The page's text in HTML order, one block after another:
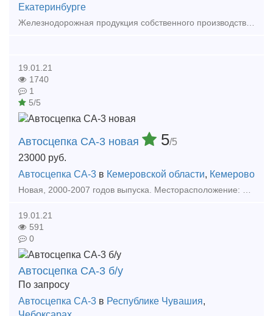
Екатеринбурге
Железнодорожная продукция собственного производства. Автосцепка и комплектующие к ней: подъемник замка, предохранитель замка, валик подъемника, замок, замкодержатель, поглощающий аппарат, корп
19.01.21
1740
1
5/5
Автосцепка СА-3 новая 5/5
23000 руб.
Автосцепка СА-3 в Кемеровской области, Кемерово
Новая, 2000-2007 годов выпуска. Месторасположение: Ростовская область, Краснодарский край, Свердловская область, Кемеровская область. В наличии 240 шт. Также есть в наличии б/у автосцепк
19.01.21
591
0
Автосцепка СА-3 б/у
По запросу
Автосцепка СА-3 в Республике Чувашия,